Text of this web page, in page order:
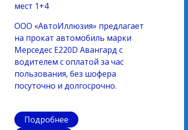
мест 1+4
ООО «АвтоИллюзия» предлагает
на прокат автомобиль марки
Мерседес E220D Авангард с
водителем с оплатой за час
пользования, без шофера
посуточно и долгосрочно.
Подробнее